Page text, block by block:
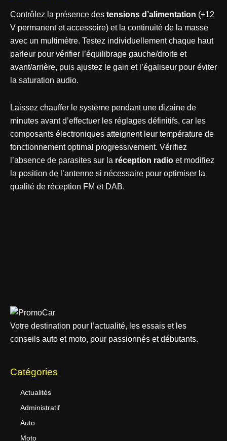
Contrôlez la présence des tensions d’alimentation (+12
V permanent et accessoire) et la continuité de la masse
avec un multimètre. Testez individuellement chaque haut
parleur pour vérifier l’équilibrage gauche/droite et
avant/arrière, puis ajustez le gain et l’égaliseur pour éviter
la saturation audio.
Laissez chauffer le système pendant une dizaine de
minutes avant d’effectuer les réglages définitifs, car les
composants électroniques atteignent leur température de
fonctionnement optimal progressivement. Vérifiez
l’absence de parasites sur la réception radio et modifiez
la position de l’antenne si nécessaire pour optimiser la
qualité de réception FM et DAB.
Votre destination pour l’actualité, les essais et les
conseils auto et moto, pour passionnés et débutants.
Catégories
Actualités
Administratif
Auto
Moto